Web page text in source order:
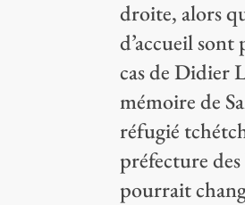
droite, alors
d’accueil
cas de Didier
mémoire de
réfugié
préfecture
pourrait